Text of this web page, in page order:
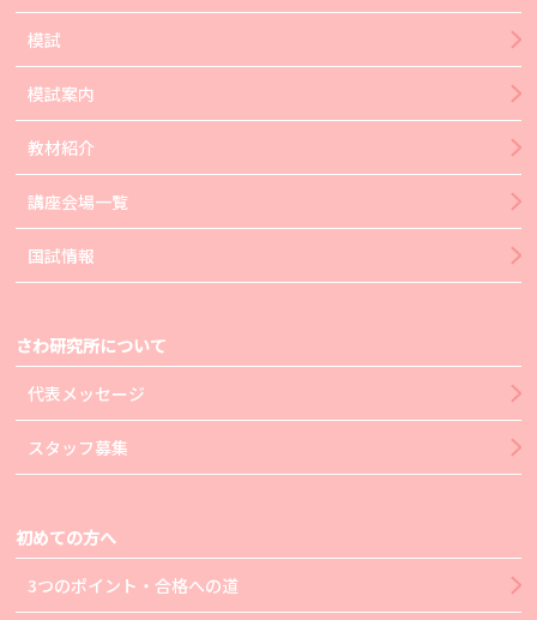
模試
模試案内
教材紹介
講座会場一覧
国試情報
さわ研究所について
代表メッセージ
スタッフ募集
初めての方へ
3つのポイント・合格への道